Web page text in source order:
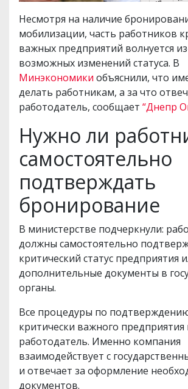
Несмотря на наличие
мобилизации, часть работников
важных предприятий волнуется
возможных изменений статуса. В
Минэкономики объяснили, что
делать работникам, а за что
работодатель, сообщает “Днепр
Нужно ли
самостоятельно
подтверждать
бронирование
В министерстве подчеркнули:
должны самостоятельно
критический статус предприятия
дополнительные документы в
органы.
Все процедуры по подтверждению
критически важного
работодатель. Именно компания
взаимодействует с
и отвечает за оформление
документов.